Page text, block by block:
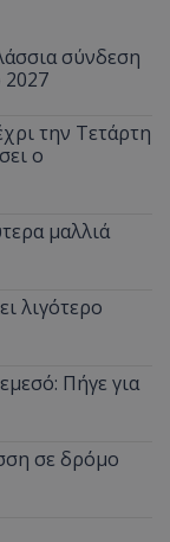
σύνδεση
2027
την Τετάρτη
ο
μαλλιά
λιγότερο
Πήγε για
σε δρόμο